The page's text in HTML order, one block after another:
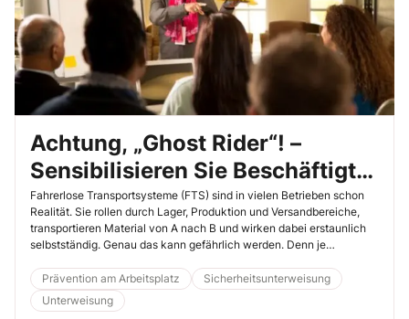
Achtung, „Ghost Rider“! –
Sensibilisieren Sie Beschäftigte
für Risiken durch FTS
Fahrerlose Transportsysteme (FTS) sind in vielen Betrieben schon
Realität. Sie rollen durch Lager, Produktion und Versandbereiche,
transportieren Material von A nach B und wirken dabei erstaunlich
selbstständig. Genau das kann gefährlich werden. Denn je
Beschäftigte ihr zu viel zu. Nutzen Sie dieses Thema in der
Unterweisung, um falsches Vertrauen abzubauen und Spielregeln im
gemeinsamen Verkehrsraum zu verankern.
Prävention am Arbeitsplatz
Sicherheitsunterweisung
Unterweisung